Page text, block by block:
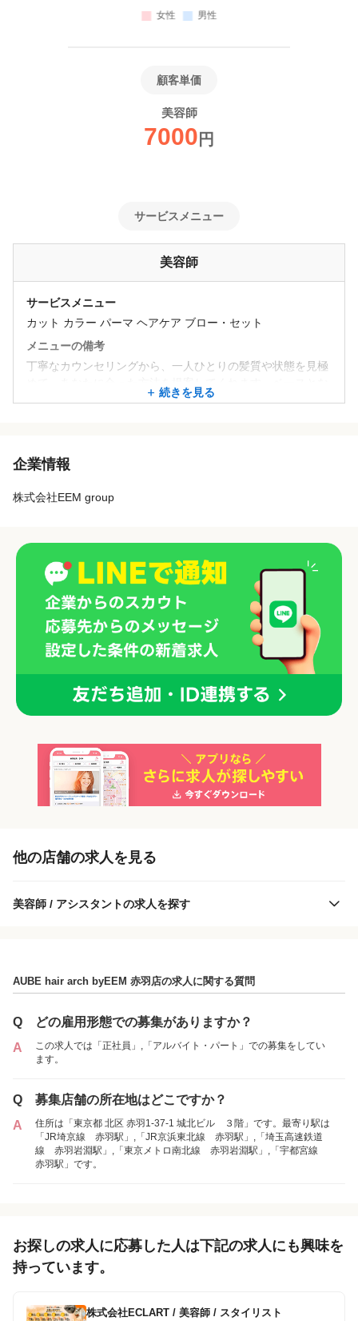
顧客単価
美容師
7000 円
サービスメニュー
美容師
サービスメニュー
カット カラー パーマ ヘアケア ブロー・セット
メニューの備考
丁寧なカウンセリングから、一人ひとりの髪質や状態を見極
るカットの手数を惜しまず、狙ったポイントを外さないカー
気です☆
続きを見る
企業情報
株式会社EEM group
「正社員」を募集している店舗
AUBE hair arch byEEM 赤羽店
1件の店舗
AUBE hair arch byEEM 赤羽店
（東京都北区:赤羽岩淵駅 徒歩 4分 / 赤羽駅 徒
他の店舗の求人を見る
美容師 / アシスタントの求人を探す
AUBE hair arch byEEM 赤羽店の求人に関する質問
Q
どの雇用形態での募集がありますか？
A
この求人では「正社員」,「アルバイト・パート」での募集をしてい
ます。
Q
募集店舗の所在地はどこですか？
A
住所は「東京都 北区 赤羽1-37-1 城北ビル ３階」です。最寄り駅は
「JR埼京線 赤羽駅」,「JR京浜東北線 赤羽駅」,「埼玉高速鉄道
線 赤羽岩淵駅」,「東京メトロ南北線 赤羽岩淵駅」,「宇都宮線
赤羽駅」です。
お探しの求人に応募した人は下記の求人にも興味を
持っています。
株式会社ECLART / 美容師 / スタイリスト